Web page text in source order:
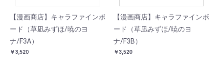
【漫画商店】キャラファインボ
ード（草凪みずほ/暁のヨ
ナ/F3A）
￥3,520
【漫画商店】キャラファインボ
ード（草凪みずほ/暁のヨ
ナ/F3B）
￥3,520